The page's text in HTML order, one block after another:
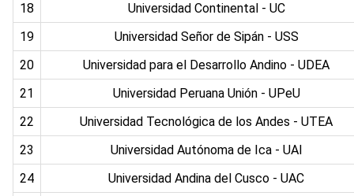
18
Universidad Continental - UC
19
Universidad Señor de Sipán - USS
20
Universidad para el Desarrollo Andino - UDEA
21
Universidad Peruana Unión - UPeU
22
Universidad Tecnológica de los Andes - UTEA
23
Universidad Autónoma de Ica - UAI
24
Universidad Andina del Cusco - UAC